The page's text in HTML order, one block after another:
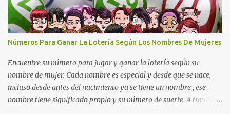
Colombia, Nacional, Cash y otras-Pruebe usted mismo y se
sorprenderá de sus resultados. La explicación gráfica de abajo,
además de enseñarle a re alizar la cruceta le muestra varias
combinaciones muy interesantes para que juegue su lotería
preferida. Los pasos a ...
Números Para Ganar La Lotería Según Los Nombres De Mujeres
Encuentre su número para jugar y ganar la lotería según su
nombre de mujer. Cada nombre es especial y desde que se nace,
incluso desde antes del nacimiento ya se tiene un nombre , ese
nombre tiene significado propio y su número de suerte. A través